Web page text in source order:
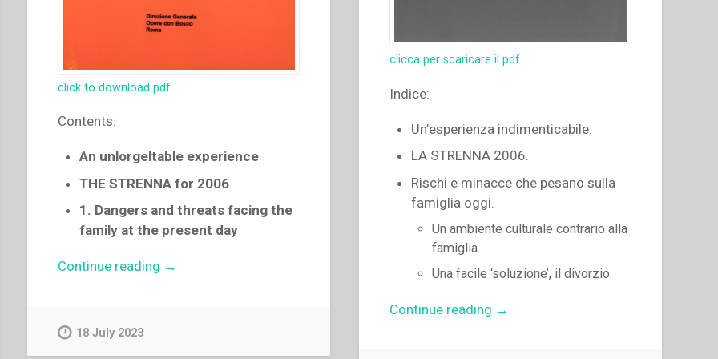
click to download pdf
Contents:
An unlorgeltable experience
THE STRENNA for 2006
1. Dangers and threats facing the
family at the present day
Continue reading “Pascual
→
18 July 2023
clicca per scaricare il pdf
Indice:
Un’esperienza indimenticabile.
LA STRENNA 2006.
Rischi e minacce che pesano sulla
famiglia oggi.
Un ambiente culturale contrario alla
famiglia.
Una facile ‘soluzione’, il divorzio.
Continue reading “Pascual
→